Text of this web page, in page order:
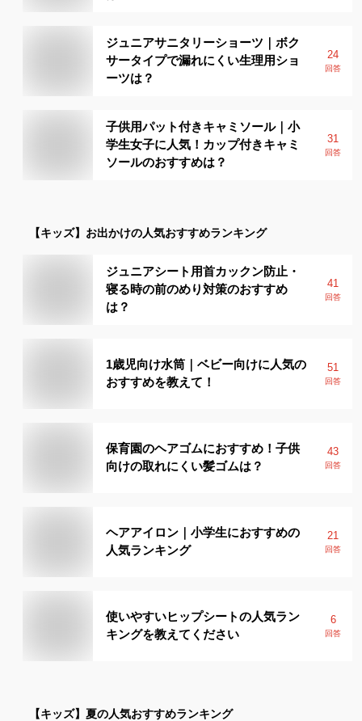
ジュニアサニタリーショーツ｜ボク
サータイプで漏れにくい生理用ショ
ーツは？
24
回答
子供用パット付きキャミソール｜小
学生女子に人気！カップ付きキャミ
ソールのおすすめは？
31
回答
【キッズ】 お出かけの人気おすすめランキング
ジュニアシート用首カックン防止・
寝る時の前のめり対策のおすすめ
は？
41
回答
1歳児向け水筒｜ベビー向けに人気の
おすすめを教えて！
51
回答
保育園のヘアゴムにおすすめ！子供
向けの取れにくい髪ゴムは？
43
回答
ヘアアイロン｜小学生におすすめの
人気ランキング
21
回答
使いやすいヒップシートの人気ラン
キングを教えてください
6
回答
【キッズ】 夏の人気おすすめランキング